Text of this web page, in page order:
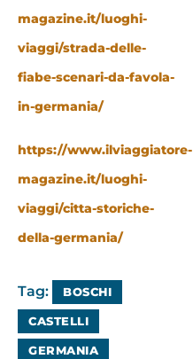
magazine.it/luoghi-
viaggi/strada-delle-
fiabe-scenari-da-favola-
in-germania/
https://www.ilviaggiatore-
magazine.it/luoghi-
viaggi/citta-storiche-
della-germania/
Tag: BOSCHI
CASTELLI
GERMANIA